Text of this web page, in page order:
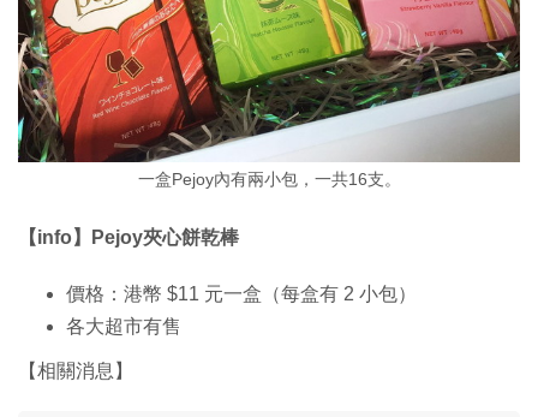
一盒Pejoy內有兩小包，一共16支。
【info】Pejoy夾心餅乾棒
價格：港幣 $11 元一盒（每盒有 2 小包）
各大超市有售
【相關消息】